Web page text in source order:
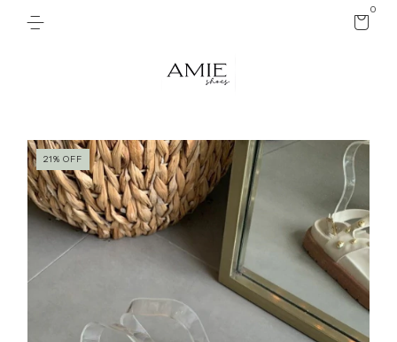
0
21% OFF